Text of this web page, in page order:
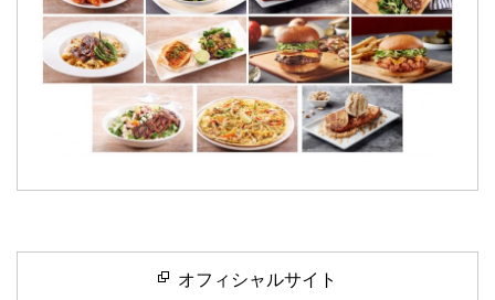
オフィシャルサイト